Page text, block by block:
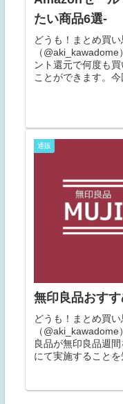
たい商品6選-
どうも！まとめ買
（
ント還元で何度も
ことができます。
通販
無印良品おす
どうも！まとめ買
（
良品が無印良品週
にて実施すること